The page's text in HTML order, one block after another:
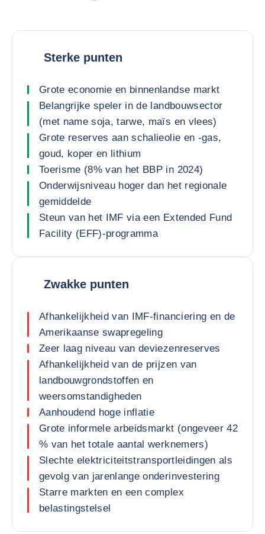
Sterke punten
Grote economie en binnenlandse markt
Belangrijke speler in de landbouwsector
(met name soja, tarwe, maïs en vlees)
Grote reserves aan schalieolie en -gas,
goud, koper en lithium
Toerisme (8% van het BBP in 2024)
Onderwijsniveau hoger dan het regionale
gemiddelde
Steun van het IMF via een Extended Fund
Facility (EFF)-programma
Zwakke punten
Afhankelijkheid van IMF-financiering en de
Amerikaanse swapregeling
Zeer laag niveau van deviezenreserves
Afhankelijkheid van de prijzen van
landbouwgrondstoffen en
weersomstandigheden
Aanhoudend hoge inflatie
Grote informele arbeidsmarkt (ongeveer 42
% van het totale aantal werknemers)
Slechte elektriciteitstransportleidingen als
gevolg van jarenlange onderinvestering
Starre markten en een complex
belastingstelsel